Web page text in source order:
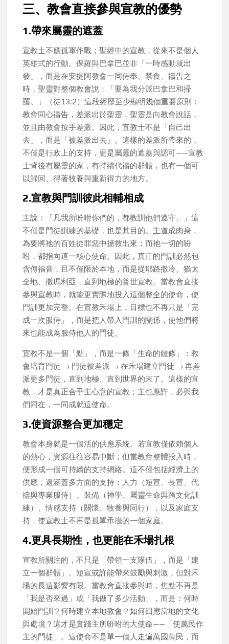
三、教會直接參與宣教的優勢
1.帶來屬靈的遮蓋
宣教士不應孤軍作戰；聖經中的宣教，從來不是個人
英雄式的行動。保羅與巴拿巴並非「一時感動就出
發」，而是在安提阿教會一同侍奉、禁食、禱告之
時，聖靈對整個教會說：「要為我分派巴拿巴和掃
羅。」（徒13:2）這段經歷至少顯明幾個重要原則：
教會同心禱告，差派出於聖靈，聖靈是向教會說話，
並且由教會按手差派。因此，宣教士不是「自己出
去」，而是「被差派出去」。這樣的差派所帶來的，
不僅是行政上的支持，更是屬靈的遮蓋與認可——宣教
士背後有屬靈的家，有持續代禱的群體，也有一個可
以歸回、得著牧養與重新得力的地方。
2.宣教與門訓彼此相輔相成
主說：「凡我所吩咐你們的，都教訓他們遵守。」這
不僅是門徒訓練的基礎，也是其目的。主道成肉身，
為要將祂的百姓從罪惡中拯救出來；而祂一切的吩
咐，都指向這一核心使命。因此，真正的門訓必然包
含傳福音，且不僅限於本地，而是從耶路撒冷、猶太
全地、撒瑪利亞，直到地極的普世宣教。當教會直接
參與宣教時，就能更實際地投入這個整全的使命，使
門訓更加完整。在宣教禾場上，目標也不再只是「完
成一次服侍」，而是把人帶入門訓的關係，使他們將
來也能成為服侍他人的門徒。
宣教不是一個「點」，而是一條「生命的鏈條」：教
會培育門徒 → 門徒被差派 → 在禾場建立門徒 → 再差
派更多門徒，直到地極、直到世界的末了。這樣的宣
教，才是真正合乎主心意的宣教；主也應許，必與我
們同在，一同成就這使命。
3.使資源整合更加穩定
教會本身就是一個活的供應系統。若宣教僅依賴個人
的熱心，資源往往容易中斷；但當教會整體投入時，
便形成一個可持續的支持網絡。這不僅包括經濟上的
供應，還涵蓋多方面的支持：人力（短宣、長宣、代
禱與專業服侍）、裝備（神學、屬靈生命與跨文化訓
練）、情感支持（關懷、牧養與同行），以及家庭支
持，使宣教士不再是孤單承擔的一個家庭。
4.更具長期性，也更能在禾場扎根
宣教所關注的，不只是「帶領一支隊伍」，而是「建
立一個群體」。短宣或許能帶來鼓勵與刺激，但對禾
場的長遠影響有限。當教會直接參與時，焦點不再是
「我是否來過」或「我做了多少活動」，而是：何時
開始門訓？何時建立本地教會？如何回應當地的文化
與處境？這才是實踐主所吩咐的大使命——「使萬民作
主的門徒」。這使命不是單一個人走遍萬國萬民，而